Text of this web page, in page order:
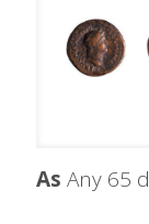
As Any 65